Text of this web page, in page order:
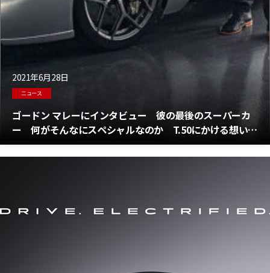
2021年6月28日
ニュース
ゴードン マレーにインタビュー 彼の最後のスーパーカ
ー 何がそんなにスペシャルなのか T.50にかける想いを
語る